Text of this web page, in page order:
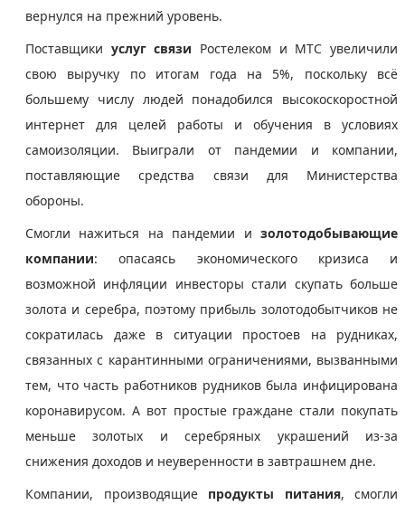
вернулся на прежний уровень.
Поставщики услуг связи Ростелеком и МТС увеличили
свою выручку по итогам года на 5%, поскольку всё
большему числу людей понадобился высокоскоростной
интернет для целей работы и обучения в условиях
самоизоляции. Выиграли от пандемии и компании,
поставляющие средства связи для Министерства
обороны.
Смогли нажиться на пандемии и золотодобывающие
компании: опасаясь экономического кризиса и
возможной инфляции инвесторы стали скупать больше
золота и серебра, поэтому прибыль золотодобытчиков не
сократилась даже в ситуации простоев на рудниках,
связанных с карантинными ограничениями, вызванными
тем, что часть работников рудников была инфицирована
коронавирусом. А вот простые граждане стали покупать
меньше золотых и серебряных украшений из-за
снижения доходов и неуверенности в завтрашнем дне.
Компании, производящие продукты питания, смогли